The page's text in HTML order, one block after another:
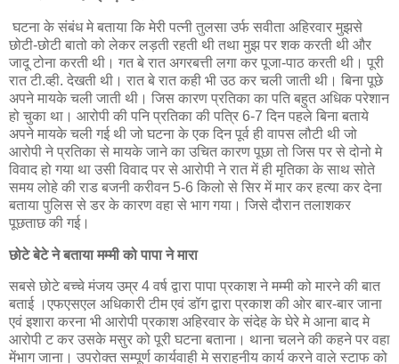
घटना के संबंध मे बताया कि मेरी पत्नी तुलसा उर्फ सवीता अहिरवार मुझसे
छोटी-छोटी बातो को लेकर लड़ती रहती थी तथा मुझ पर शक करती थी और
जादू टोना करती थी। गत बे रात अगरबत्ती लगा कर पूजा-पाठ करती थी। पूरी
रात टी.व्ही. देखती थी। रात बे रात कही भी उठ कर चली जाती थी। बिना पूछे
अपने मायके चली जाती थी। जिस कारण प्रतिका का पति बहुत अधिक परेशान
हो चुका था। आरोपी की पनि प्रतिका की पत्रि 6-7 दिन पहले बिना बताये
अपने मायके चली गई थी जो घटना के एक दिन पूर्व ही वापस लौटी थी जो
आरोपी ने प्रतिका से मायके जाने का उचित कारण पूछा तो जिस पर से दोनो मे
विवाद हो गया था उसी विवाद पर से आरोपी ने रात में ही मृतिका के साथ सोते
समय लोहे की राड बजनी करीवन 5-6 किलो से सिर में मार कर हत्या कर देना
बताया पुलिस से डर के कारण वहा से भाग गया। जिसे दौरान तलाशकर
पूछताछ की गई।
छोटे बेटे ने बताया मम्मी को पापा ने मारा
सबसे छोटे बच्चे मंजय उम्र 4 वर्ष द्वारा पापा प्रकाश ने मम्मी को मारने की बात
बताई ।एफएसएल अधिकारी टीम एवं डॉग द्वारा प्रकाश की ओर बार-बार जाना
एवं इशारा करना भी आरोपी प्रकाश अहिरवार के संदेह के घेरे मे आना बाद मे
आरोपी ट कर उसके मसुर को पूरी घटना बताना। थाना चलने की कहने पर वहा
मेंभाग जाना। उपरोक्त सम्पूर्ण कार्यवाही मे सराहनीय कार्य करने वाले स्टाफ को